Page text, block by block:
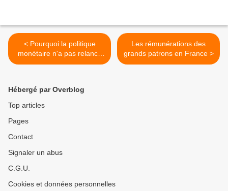
< Pourquoi la politique
monétaire n'a pas relancé
l'économie de la zone euro
Les rémunérations des
grands patrons en France >
Hébergé par Overblog
Top articles
Pages
Contact
Signaler un abus
C.G.U.
Cookies et données personnelles